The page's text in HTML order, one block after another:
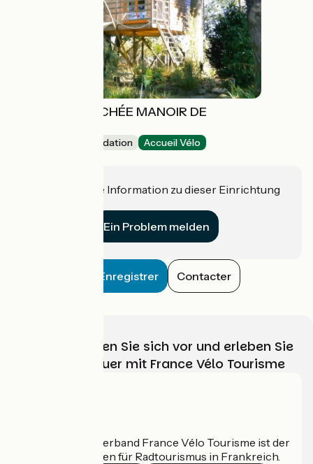
PÊCHERIE PERCHÉE MANOIR DE
Unusual accommodation Accueil Vélo
Haben Sie eine Information zu dieser Einrichtung
Ein Problem melden
Enregistrer Contacter
Wählen, bereiten Sie sich vor und erleben Sie
Ihr Radabenteuer mit France Vélo Tourisme
Der nationale Verband France Vélo Tourisme ist der
offizielle Leitfaden für Radtourismus in Frankreich.